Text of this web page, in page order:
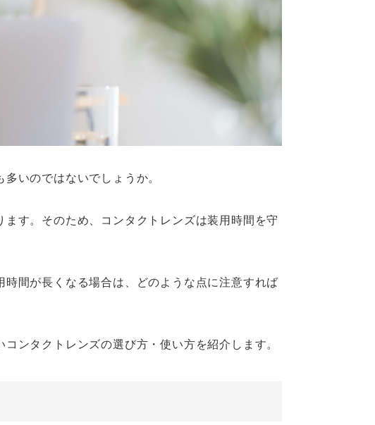
いのではないでしょうか。
す。そのため、コンタクトレンズは装用時間を守
間が長くなる場合は、どのような点に注意すれば
ンタクトレンズの選び方・使い方を紹介します。